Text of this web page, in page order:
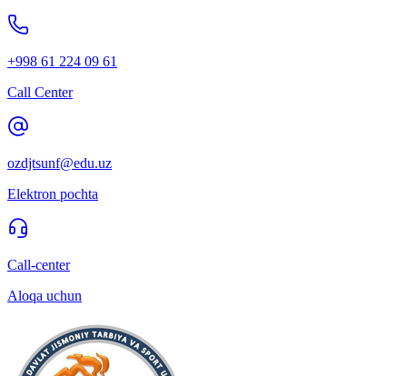
+998 61 224 09 61
Call Center
ozdjtsunf@edu.uz
Elektron pochta
Call-center
Aloqa uchun